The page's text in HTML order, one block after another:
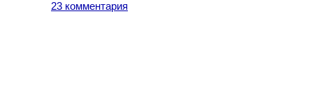
23 комментария